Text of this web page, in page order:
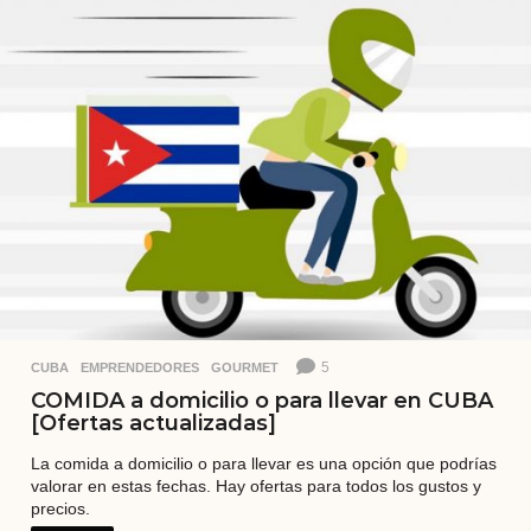
s
á
CUBA ,EMPRENDEDORES ,GOURMET 5
COMIDA a domicilio o para llevar en CUBA
[Ofertas actualizadas]
La comida a domicilio o para llevar es una opción que podrías
valorar en estas fechas. Hay ofertas para todos los gustos y
precios.